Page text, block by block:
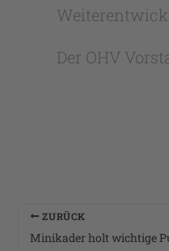
Der OHV
ZURÜCK
Minikader holt wichtige